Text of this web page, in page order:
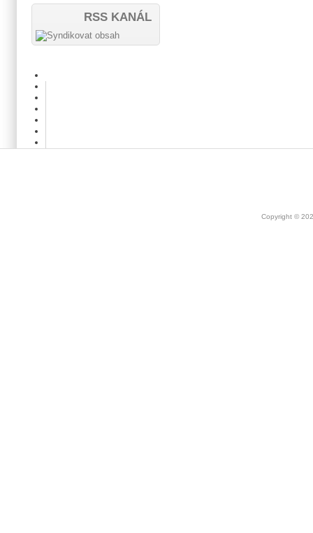
RSS KANÁL
Copyright ©